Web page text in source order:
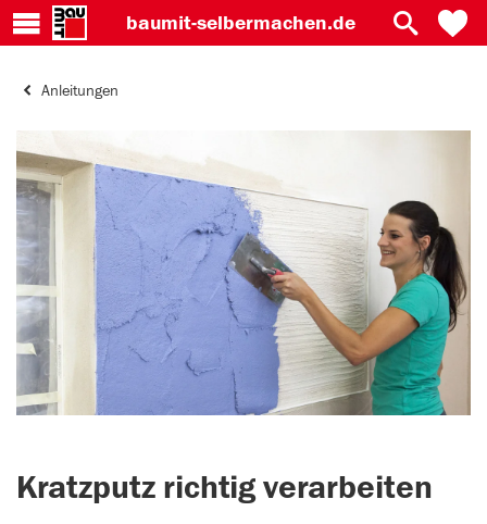
baumit-selbermachen.de
Anleitungen
Kratzputz richtig verarbeiten